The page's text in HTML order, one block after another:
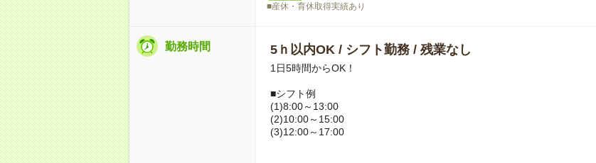
■産休・育休取得実績あり
勤務時間 5ｈ以内OK / シフト勤務 / 残業なし
1日5時間からOK！
■シフト例
(1)8:00～13:00
(2)10:00～15:00
(3)12:00～17:00